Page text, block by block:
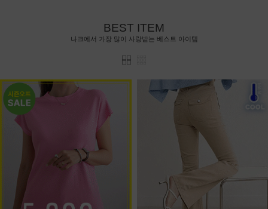
BEST ITEM
나크에서 가장 많이 사랑받는 베스트 아이템